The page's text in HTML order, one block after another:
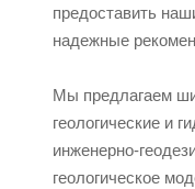
предоставить
надежные
Мы предлагаем
геологические и
инженерно-
геологическое